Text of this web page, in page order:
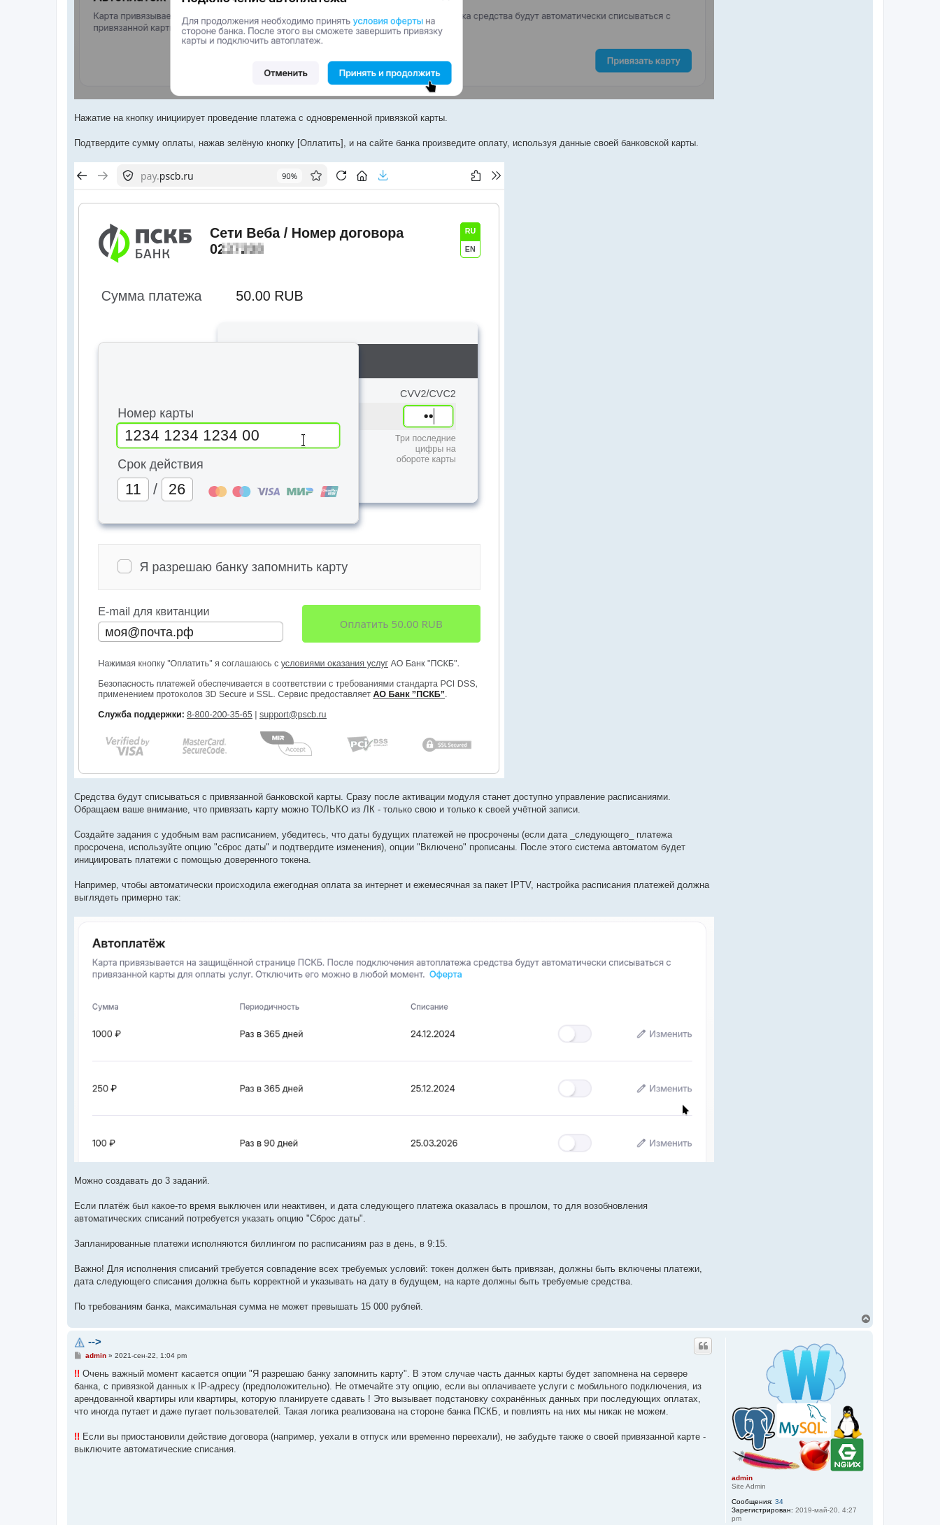
Нажатие на кнопку инициирует проведение платежа с одновременной привязкой карты.
Подтвердите сумму оплаты, нажав зелёную кнопку [Оплатить], и на сайте банка произведите оплату, используя данные своей банковской карты.
Средства будут списываться с привязанной банковской карты. Сразу после активации модуля станет доступно управление расписаниями.
Обращаем ваше внимание, что привязать карту можно ТОЛЬКО из ЛК - только свою и только к своей учётной записи.
Создайте задания с удобным вам расписанием, убедитесь, что даты будущих платежей не просрочены (если дата _следующего_ платежа
просрочена, используйте опцию "сброс даты" и подтвердите изменения), опции "Включено" прописаны. После этого система автоматом будет
инициировать платежи с помощью доверенного токена.
Например, чтобы автоматически происходила ежегодная оплата за интернет и ежемесячная за пакет IPTV, настройка расписания платежей должна
выглядеть примерно так:
Можно создавать до 3 заданий.
Если платёж был какое-то время выключен или неактивен, и дата следующего платежа оказалась в прошлом, то для возобновления
автоматических списаний потребуется указать опцию "Сброс даты".
Запланированные платежи исполняются биллингом по расписаниям раз в день, в 9:15.
Важно! Для исполнения списаний требуется совпадение всех требуемых условий: токен должен быть привязан, должны быть включены платежи,
дата следующего списания должна быть корректной и указывать на дату в будущем, на карте должны быть требуемые средства.
По требованиям банка, максимальная сумма не может превышать 15 000 рублей.
admin
Site Admin
Сообщения: 34
Зарегистрирован: 2019-май-20, 4:27
pm
-->
С
о
щ
е
и
admin» 2021-сен-22, 1:04 pm
!! Очень важный момент касается опции "Я разрешаю банку запомнить карту". В этом случае часть данных карты будет запомнена на сервере
банка, с привязкой данных к IP-адресу (предположительно). Не отмечайте эту опцию, если вы оплачиваете услуги с мобильного подключения, из
арендованной квартиры или квартиры, которую планируете сдавать ! Это вызывает подстановку сохранённых данных при последующих оплатах,
что иногда путает и даже пугает пользователей. Такая логика реализована на стороне банка ПСКБ, и повлиять на них мы никак не можем.
!! Если вы приостановили действие договора (например, уехали в отпуск или временно переехали), не забудьте также о своей привязанной карте -
выключите автоматические списания.